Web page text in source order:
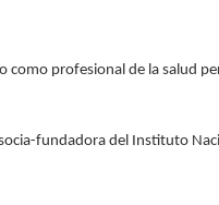
como profesional de la salud
fundadora del Instituto